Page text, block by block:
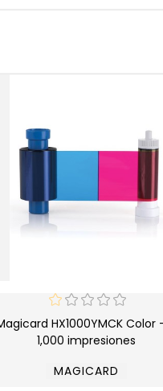
1,000 impresiones
MAGICARD